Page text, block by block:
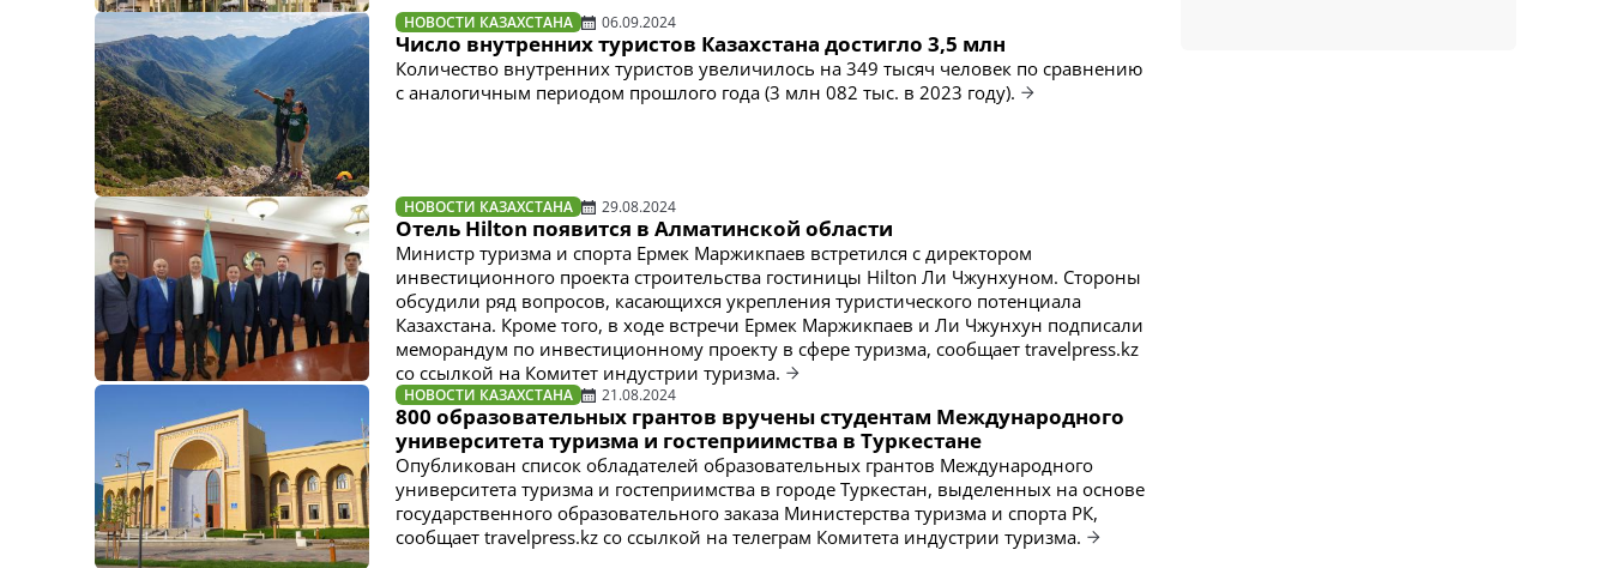
НОВОСТИ КАЗАХСТАНА 06.09.2024
Число внутренних туристов Казахстана достигло 3,5 млн
Количество внутренних туристов увеличилось на 349 тысяч человек по сравнению
с аналогичным периодом прошлого года (3 млн 082 тыс. в 2023 году).
НОВОСТИ КАЗАХСТАНА 29.08.2024
Отель Hilton появится в Алматинской области
Министр туризма и спорта Ермек Маржикпаев встретился с директором
инвестиционного проекта строительства гостиницы Hilton Ли Чжунхуном. Стороны
обсудили ряд вопросов, касающихся укрепления туристического потенциала
Казахстана. Кроме того, в ходе встречи Ермек Маржикпаев и Ли Чжунхун подписали
меморандум по инвестиционному проекту в сфере туризма, сообщает travelpress.kz
со ссылкой на Комитет индустрии туризма.
НОВОСТИ КАЗАХСТАНА 21.08.2024
800 образовательных грантов вручены студентам Международного
университета туризма и гостеприимства в Туркестане
Опубликован список обладателей образовательных грантов Международного
университета туризма и гостеприимства в городе Туркестан, выделенных на основе
государственного образовательного заказа Министерства туризма и спорта РК,
сообщает travelpress.kz со ссылкой на телеграм Комитета индустрии туризма.